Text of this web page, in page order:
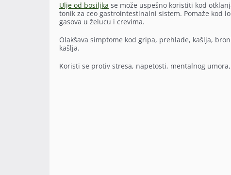
Ulje od bosiljka se može uspešno koristiti kod
tonik za ceo gastrointestinalni sistem. Pomaže kod
gasova u želucu i crevima.
Olakšava simptome kod gripa, prehlade, kašlja,
kašlja.
Koristi se protiv stresa, napetosti, mentalnog